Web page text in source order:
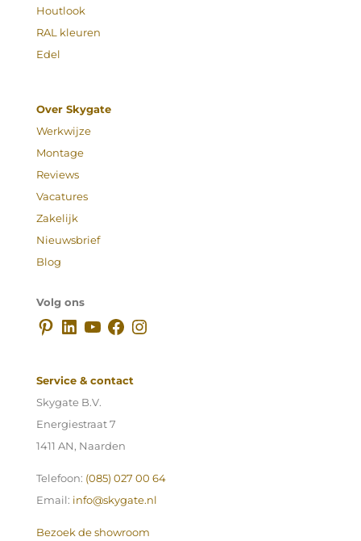
Houtlook
RAL kleuren
Edel
Over Skygate
Werkwijze
Montage
Reviews
Vacatures
Zakelijk
Nieuwsbrief
Blog
Volg ons
Pinterest
LinkedIn
YouTube
Facebook
Instagram
Service & contact
Skygate B.V.
Energiestraat 7
1411 AN, Naarden
Telefoon: (085) 027 00 64
Email: info@skygate.nl
Bezoek de showroom